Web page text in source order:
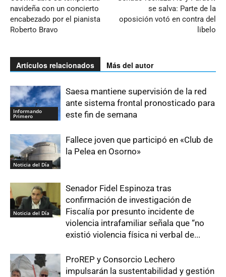
navideña con un concierto
encabezado por el pianista
Roberto Bravo
se salva: Parte de la
oposición votó en contra del
libelo
Artículos relacionados Más del autor
Informando
Primero
Saesa mantiene supervisión de la red
ante sistema frontal pronosticado para
este fin de semana
Noticia del Día
Fallece joven que participó en «Club de
la Pelea en Osorno»
Noticia del Día
Senador Fidel Espinoza tras
confirmación de investigación de
Fiscalía por presunto incidente de
violencia intrafamiliar señala que “no
existió violencia física ni verbal de...
ProREP y Consorcio Lechero
impulsarán la sustentabilidad y gestión